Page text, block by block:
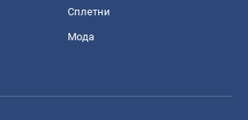
Сплетни
Мода